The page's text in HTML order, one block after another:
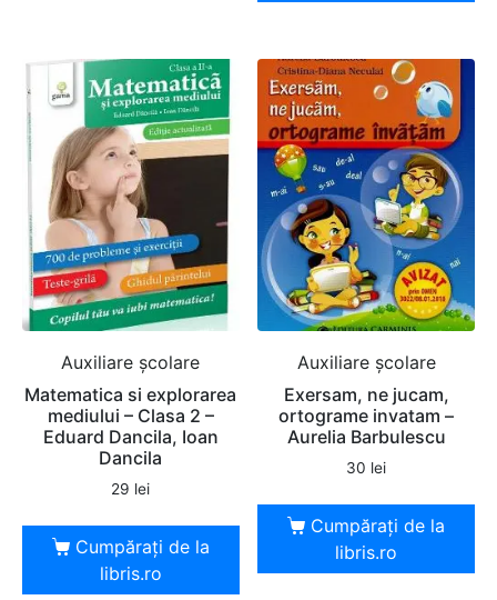
Auxiliare şcolare
Matematica si explorarea
mediului – Clasa 2 –
Eduard Dancila, Ioan
Dancila
29 lei
Cumpărați de la
libris.ro
Auxiliare şcolare
Exersam, ne jucam,
ortograme invatam –
Aurelia Barbulescu
30 lei
Cumpărați de la
libris.ro